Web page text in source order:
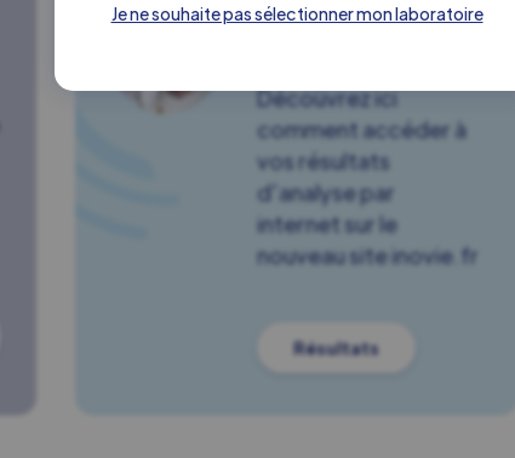
Je ne souhaite pas sélectionner mon laboratoire
Comment accéder
Découvrez ici
comment accéder à
vos résultats
d'analyse par
internet sur le
nouveau site inovie.fr
Résultats